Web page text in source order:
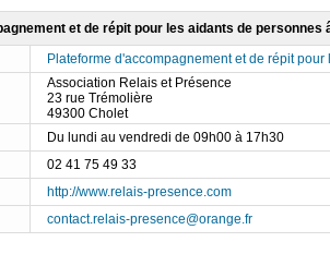
et de répit pour les aidants de personnes
Plateforme d'accompagnement et de répit
Association Relais et Présence
23 rue Trémolière
49300 Cholet
Du lundi au vendredi de 09h00 à 17h30
02 41 75 49 33
http://www.relais-presence.com
contact.relais-presence@orange.fr